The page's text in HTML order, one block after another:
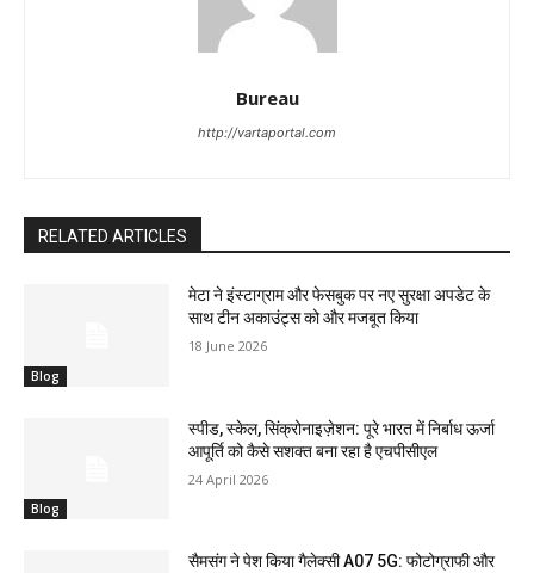
Bureau
http://vartaportal.com
RELATED ARTICLES
Blog
मेटा ने इंस्टाग्राम और फेसबुक पर नए सुरक्षा अपडेट के
साथ टीन अकाउंट्स को और मजबूत किया
18 June 2026
Blog
स्पीड, स्केल, सिंक्रोनाइज़ेशन: पूरे भारत में निर्बाध ऊर्जा
आपूर्ति को कैसे सशक्त बना रहा है एचपीसीएल
24 April 2026
सैमसंग ने पेश किया गैलेक्सी A07 5G: फोटोग्राफी और